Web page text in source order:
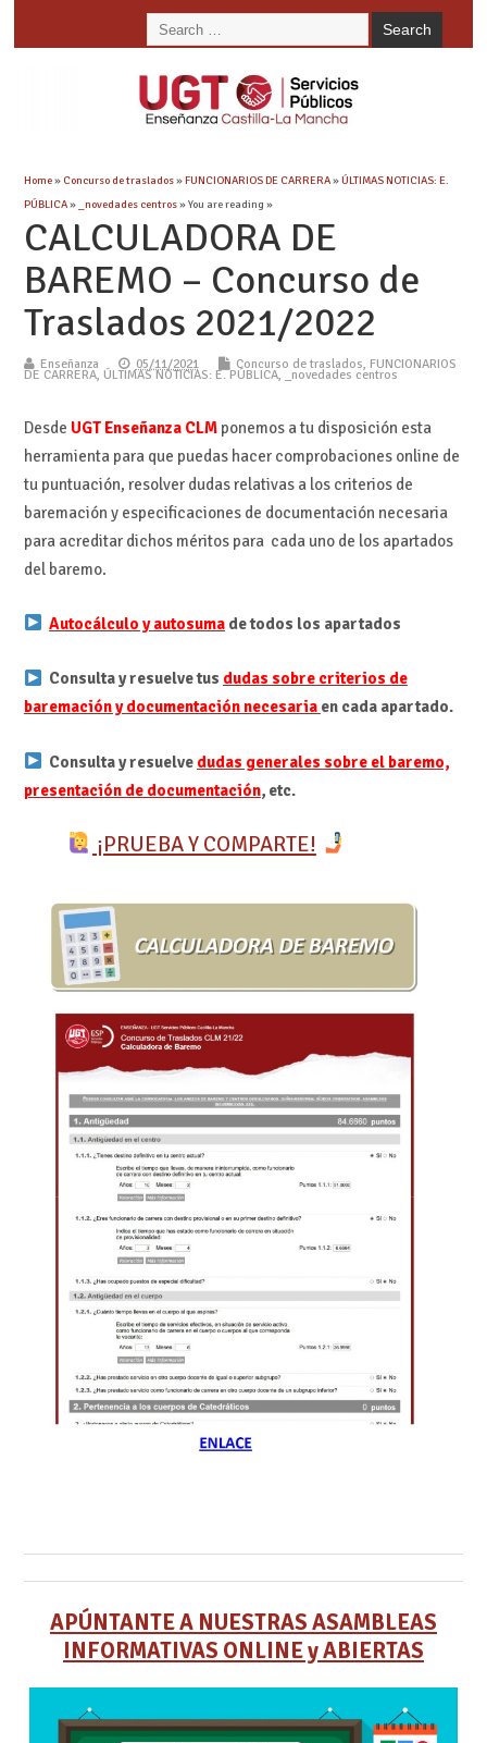
Home» Concurso de traslados»FUNCIONARIOS DE CARRERA»ÚLTIMAS NOTICIAS: E.
PÚBLICA» _novedades centros» You are reading »
CALCULADORA DE
BAREMO – Concurso de
Traslados 2021/2022
Enseñanza 05/11/2021 Concurso de traslados, FUNCIONARIOS
DE CARRERA, ÚLTIMAS NOTICIAS: E. PÚBLICA, _novedades centros
Desde UGT Enseñanza CLM ponemos a tu disposición esta
herramienta para que puedas hacer comprobaciones online de
tu puntuación, resolver dudas relativas a los criterios de
baremación y especificaciones de documentación necesaria
para acreditar dichos méritos para cada uno de los apartados
del baremo.
Autocálculo y autosumade todos los apartados
Consulta y resuelve tus dudas sobre criterios de
baremación y documentación necesaria en cada apartado.
Consulta y resuelve dudas generales sobre el baremo,
presentación de documentación, etc.
¡PRUEBA Y COMPARTE!
APÚNTANTE A NUESTRAS ASAMBLEAS
INFORMATIVAS ONLINE y ABIERTAS